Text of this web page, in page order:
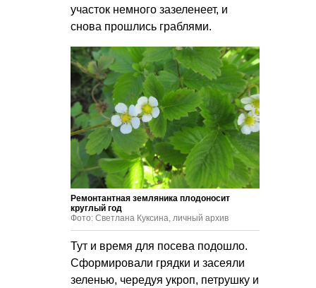
участок немного зазеленеет, и
снова прошлись граблями.
Ремонтантная земляника плодоносит
круглый год
Фото: Светлана Куксина, личный архив
Тут и время для посева подошло.
Сформировали грядки и засеяли
зеленью, чередуя укроп, петрушку и